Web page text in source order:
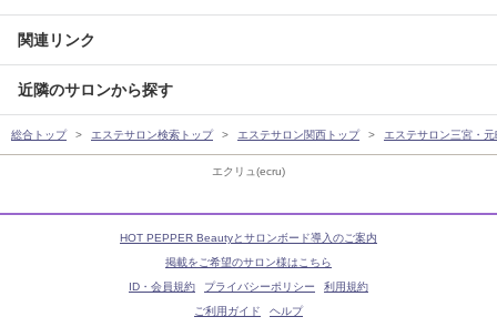
エクリュ(ecru)
関連リンク
近隣のサロンから探す
総合トップ エステサロン検索トップ エステサロン関西トップ エステサロン三宮・
HOT PEPPER Beautyとサロンボード導入のご案内
掲載をご希望のサロン様はこちら
ID・会員規約
プライバシーポリシー
利用規約
ご利用ガイド
ヘルプ